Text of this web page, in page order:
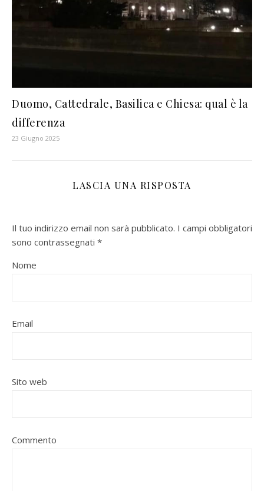
Duomo, Cattedrale, Basilica e Chiesa: qual è la
differenza
23 Giugno 2025
LASCIA UNA RISPOSTA
Il tuo indirizzo email non sarà pubblicato. I campi obbligatori
sono contrassegnati *
Nome
Email
Sito web
Commento